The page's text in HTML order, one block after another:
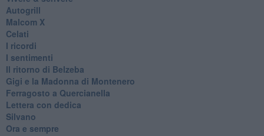
Autogrill
Malcom X
Celati
I ricordi
I sentimenti
Il ritorno di Belzeba
Gigi e la Madonna di Montenero
Ferragosto a Quercianella
Lettera con dedica
Silvano
Ora e sempre